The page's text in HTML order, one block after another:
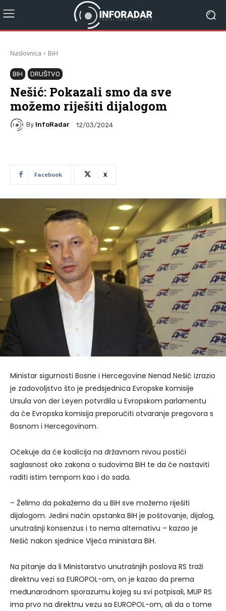
Naslovnica BiH
BIH DRUŠTVO
Nešić: Pokazali smo da sve
možemo riješiti dijalogom
By InfoRadar 12/03/2024
Facebook X
Ministar sigurnosti Bosne i Hercegovine Nenad Nešić izrazio
je zadovoljstvo što je predsjednica Evropske komisije
Ursula von der Leyen potvrdila u Evropskom parlamentu
da će Evropska komisija preporučiti otvaranje pregovora s
Bosnom i Hercegovinom.
Očekuje da će koalicija na državnom nivou postići
saglasnost oko zakona o sudovima BiH te da će nastaviti
raditi istim tempom kao i do sada.
– Želimo da pokažemo da u BiH sve možemo riješiti
dijalogom. Jedini način opstanka BiH je poštovanje, dijalog,
unutrašnji konsenzus i to nema alternativu – kazao je
Nešić nakon sjednice Vijeća ministara BiH.
Na pitanje da li Ministarstvo unutrašnjih poslova RS traži
direktnu vezi sa EUROPOL-om, on je kazao da prema
međunarodnom sporazumu kojeg su svi potpisali, MUP RS
ima prvo na direktnu vezu sa EUROPOL-om, ali da o tome